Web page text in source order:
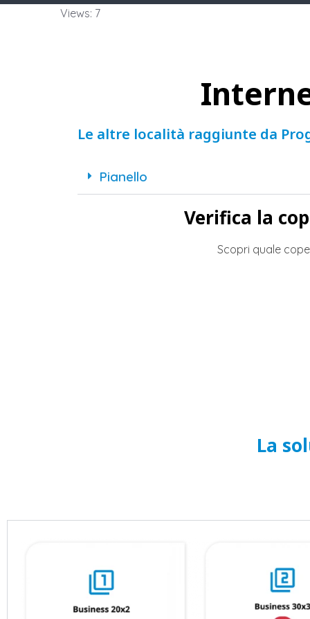
Views: 7
Le altre località raggiunte da
Pianello
Verifica la
Scopri quale
La